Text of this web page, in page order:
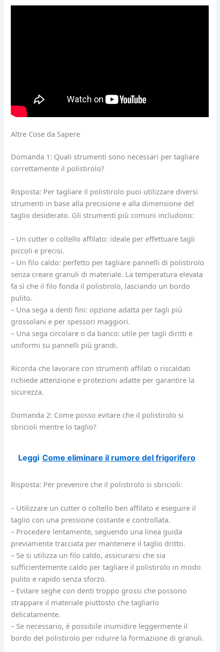
Altre Cose da Sapere
Domanda 1: Quali strumenti sono necessari per tagliare
correttamente il polistirolo?
Risposta: Per tagliare il polistirolo puoi utilizzare diversi
strumenti in base alla precisione e alla dimensione del
taglio desiderato. Gli strumenti più comuni includono:
– Un cutter o coltello affilato: ideale per effettuare tagli
piccoli e precisi.
– Un filo caldo: perfetto per tagliare pannelli di polistirolo
senza creare granuli di materiale. La temperatura elevata
fa sì che il filo fonda il polistirolo, lasciando un bordo
pulito.
– Una sega a denti fini: opzione adatta per tagli più
grossolani e per spessori maggiori.
– Una sega circolare o da banco: utile per tagli diritti e
uniformi su pannelli più grandi.
Ricorda che lavorare con strumenti affilati o riscaldati
richiede attenzione e protezioni adatte per garantire la
sicurezza.
Domanda 2: Come posso evitare che il polistirolo si
sbricioli mentre lo taglio?
Leggi Come eliminare il rumore del frigorifero
Risposta: Per prevenire che il polistirolo si sbricioli:
– Utilizzare un cutter o coltello ben affilato e eseguire il
taglio con una pressione costante e controllata.
– Procedere lentamente, seguendo una linea guida
previamente tracciata per mantenere il taglio dritto.
– Se si utilizza un filo caldo, assicurarsi che sia
sufficientemente caldo per tagliare il polistirolo in modo
pulito e rapido senza sforzo.
– Evitare seghe con denti troppo grossi che possono
strappare il materiale piuttosto che tagliarlo
delicatamente.
– Se necessario, è possibile inumidire leggermente il
bordo del polistirolo per ridurre la formazione di granuli.